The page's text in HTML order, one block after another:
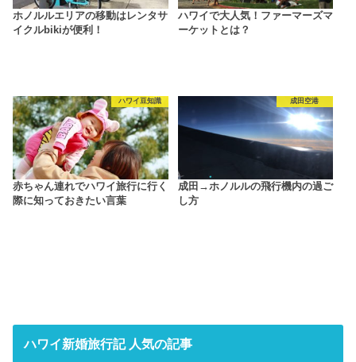
ホノルルエリアの移動はレンタサ
イクルbikiが便利！
ハワイで大人気！ファーマーズマ
ーケットとは？
ハワイ豆知識
赤ちゃん連れでハワイ旅行に行く
際に知っておきたい言葉
成田空港
成田→ホノルルの飛行機内の過ご
し方
ハワイ新婚旅行記 人気の記事